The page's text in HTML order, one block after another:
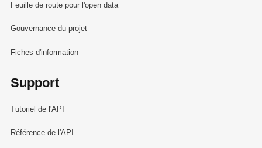
Feuille de route pour l'open data
Gouvernance du projet
Fiches d'information
Support
Tutoriel de l'API
Référence de l'API